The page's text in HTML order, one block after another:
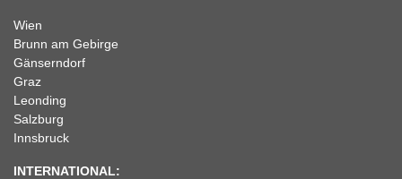
Wien
Brunn am Gebirge
Gänserndorf
Graz
Leonding
Salzburg
Innsbruck
INTERNATIONAL: